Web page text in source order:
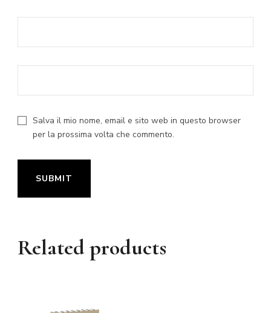
Salva il mio nome, email e sito web in questo browser
per la prossima volta che commento.
Related products